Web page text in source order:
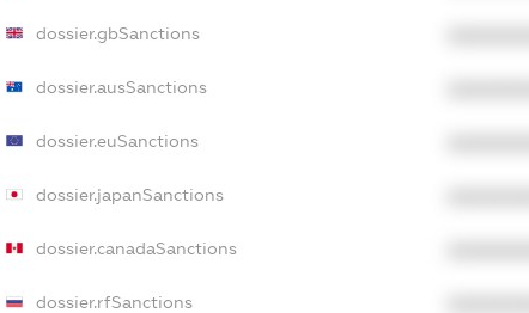
dossier.gbSanctions
dossier.ausSanctions
dossier.euSanctions
dossier.japanSanctions
dossier.canadaSanctions
dossier.rfSanctions